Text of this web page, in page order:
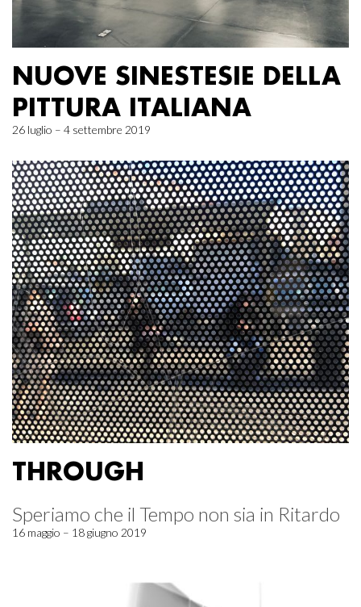
NUOVE SINESTESIE DELLA
PITTURA ITALIANA
26 luglio – 4 settembre 2019
THROUGH
Speriamo che il Tempo non sia in Ritardo
16 maggio – 18 giugno 2019